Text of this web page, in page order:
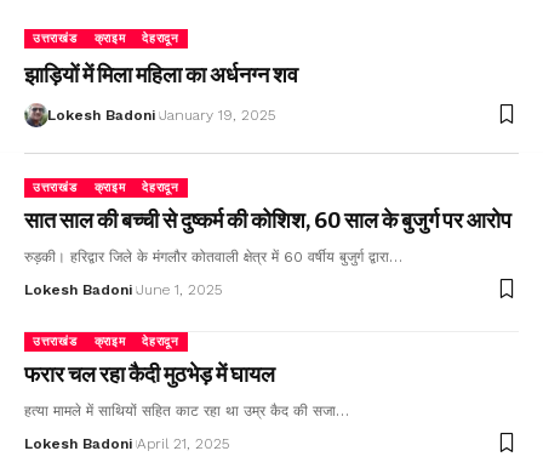
उत्तराखंड क्राइम देहरादून
झाड़ियों में मिला महिला का अर्धनग्न शव
Lokesh Badoni January 19, 2025
उत्तराखंड क्राइम देहरादून
सात साल की बच्ची से दुष्कर्म की कोशिश, 60 साल के बुजुर्ग पर आरोप
रुड़की। हरिद्वार जिले के मंगलौर कोतवाली क्षेत्र में 60 वर्षीय बुजुर्ग द्वारा…
Lokesh Badoni June 1, 2025
उत्तराखंड क्राइम देहरादून
फरार चल रहा कैदी मुठभेड़ में घायल
हत्या मामले में साथियों सहित काट रहा था उम्र कैद की सजा…
Lokesh Badoni April 21, 2025